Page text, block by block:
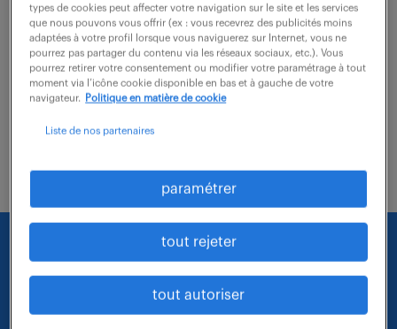
professionnel chargé de superviser et de...
voir l'offre
Nous faisons le maximum pour trouver un emploi
types de cookies peut affecter votre navigation sur le site et les services
que nous pouvons vous offrir (ex : vous recevrez des publicités moins
adaptées à votre profil lorsque vous naviguerez sur Internet, vous ne
pourrez pas partager du contenu via les réseaux sociaux, etc.). Vous
pourrez retirer votre consentement ou modifier votre paramétrage à tout
moment via l’icône cookie disponible en bas et à gauche de votre
navigateur.
Politique en matière de cookie
Liste de nos partenaires
paramétrer
tout rejeter
tout autoriser